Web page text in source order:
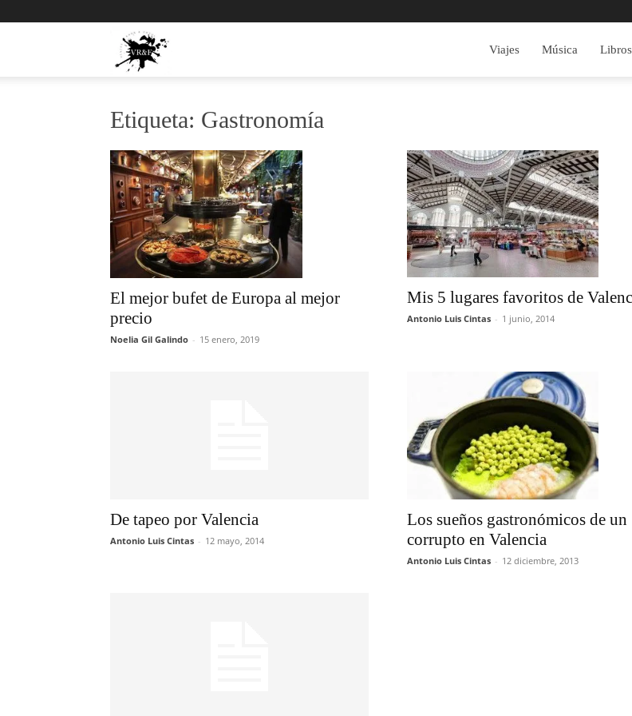
y
Fotos
Viajes Música Libros
Etiqueta: Gastronomía
El mejor bufet de Europa al mejor
precio
Noelia Gil Galindo - 15 enero, 2019
Mis 5 lugares favoritos de
Antonio Luis Cintas - 1 junio, 2014
De tapeo por Valencia
Antonio Luis Cintas - 12 mayo, 2014
Los sueños gastronómicos de un
corrupto en Valencia
Antonio Luis Cintas - 12 diciembre, 2013